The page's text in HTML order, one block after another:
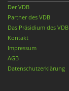
Der VDB
Partner des VDB
Das Präsidium des VDB
Kontakt
Impressum
AGB
Datenschutzerklärung